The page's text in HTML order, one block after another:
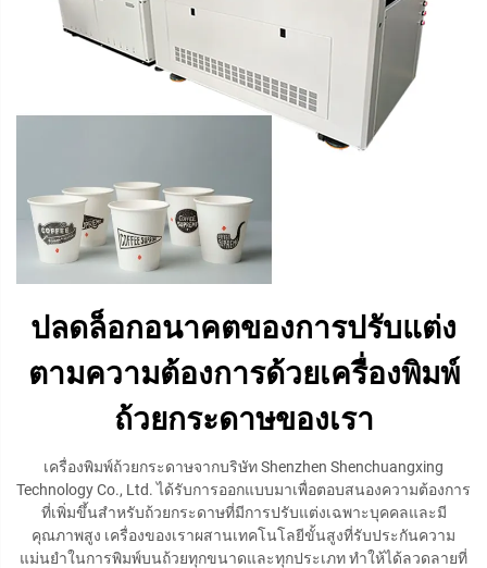
ปลดล็อกอนาคตของการปรับแต่ง
ตามความต้องการด้วยเครื่องพิมพ์
ถ้วยกระดาษของเรา
เครื่องพิมพ์ถ้วยกระดาษจากบริษัท Shenzhen Shenchuangxing
Technology Co., Ltd. ได้รับการออกแบบมาเพื่อตอบสนองความต้องการ
ที่เพิ่มขึ้นสำหรับถ้วยกระดาษที่มีการปรับแต่งเฉพาะบุคคลและมี
คุณภาพสูง เครื่องของเราผสานเทคโนโลยีขั้นสูงที่รับประกันความ
แม่นยำในการพิมพ์บนถ้วยทุกขนาดและทุกประเภท ทำให้ได้ลวดลายที่